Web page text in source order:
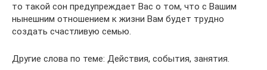
то такой сон предупреждает Вас о том, что с Вашим
нынешним отношением к жизни Вам будет трудно
создать счастливую семью.
Другие слова по теме: Действия, события, занятия.